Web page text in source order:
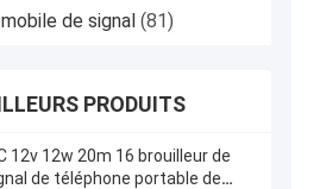
de signal (81)
PRODUITS
12v 12w 20m 16 brouilleur de
de téléphone portable de